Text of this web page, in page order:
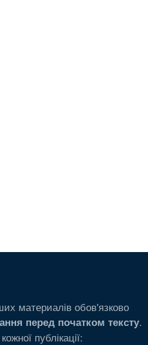
материалів обов'язково
перед початком тексту.
публікації: